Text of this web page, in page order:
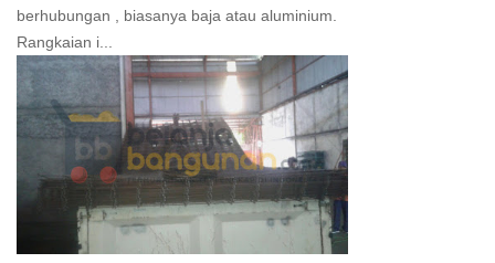
berhubungan , biasanya baja atau aluminium.
Rangkaian i...